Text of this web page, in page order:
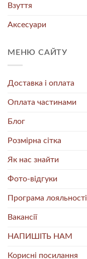
Взуття
Аксесуари
МЕНЮ САЙТУ
Доставка і оплата
Оплата частинами
Блог
Розмірна сітка
Як нас знайти
Фото-відгуки
Програма лояльності
Вакансії
НАПИШІТЬ НАМ
Корисні посилання